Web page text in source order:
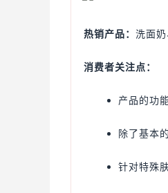
热销产品： 洗面
消费者关注点：
产品的功
除了基本
针对特殊